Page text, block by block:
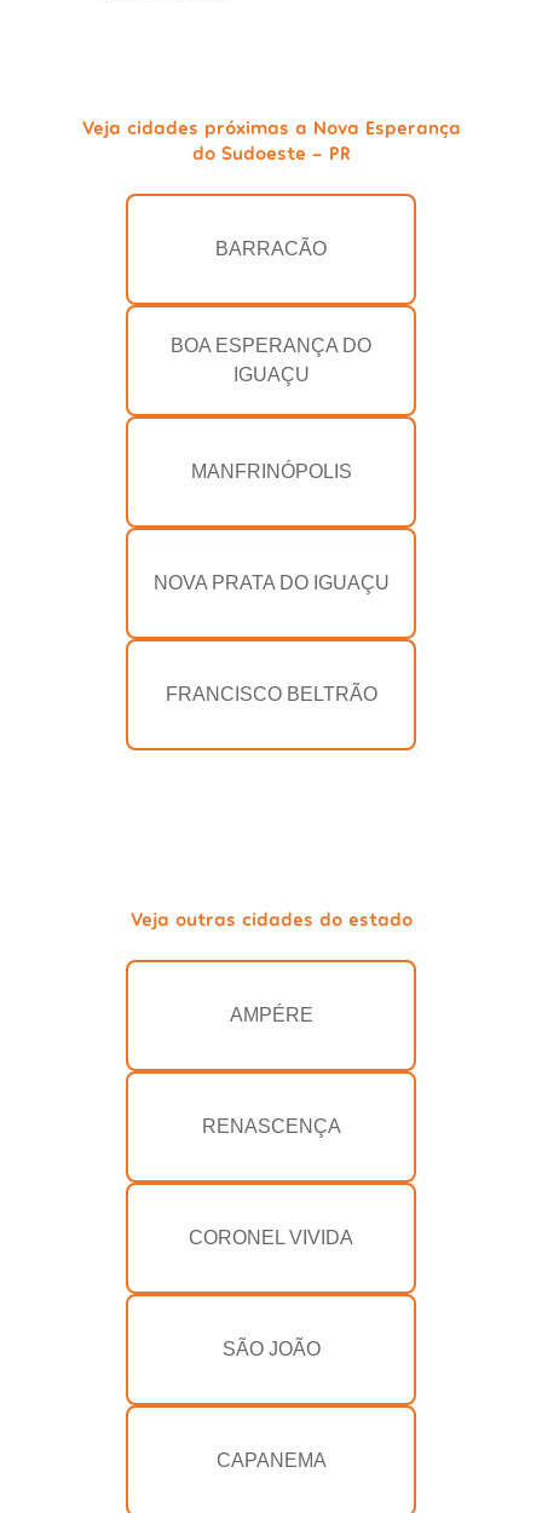
Veja cidades próximas a Nova Esperança
do Sudoeste - PR
BARRACÃO
BOA ESPERANÇA DO
IGUAÇU
MANFRINÓPOLIS
NOVA PRATA DO IGUAÇU
FRANCISCO BELTRÃO
Veja outras cidades do estado
AMPÉRE
RENASCENÇA
CORONEL VIVIDA
SÃO JOÃO
CAPANEMA